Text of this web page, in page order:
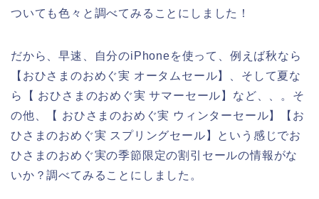
ついても色々と調べてみることにしました！
だから、早速、自分のiPhoneを使って、例えば秋なら
【おひさまのおめぐ実 オータムセール】、そして夏な
ら【 おひさまのおめぐ実 サマーセール】など、、。そ
の他、【 おひさまのおめぐ実 ウィンターセール】【お
ひさまのおめぐ実 スプリングセール】という感じでお
ひさまのおめぐ実の季節限定の割引セールの情報がな
いか？調べてみることにしました。